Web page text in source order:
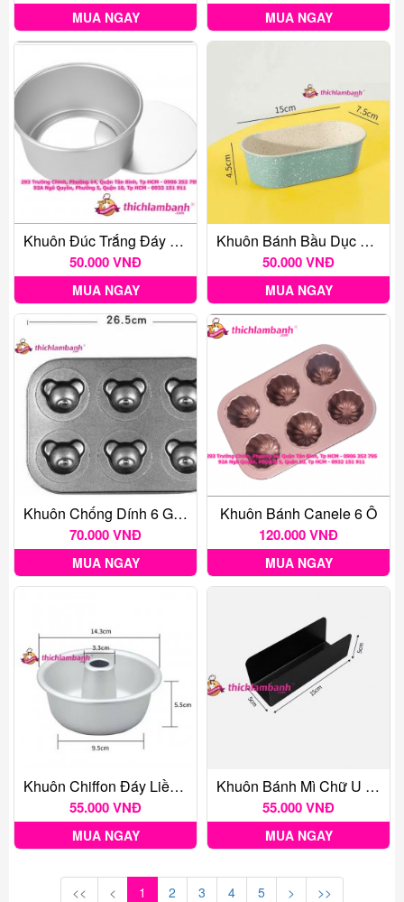
MUA NGAY MUA NGAY
Khuôn Đúc Trắng Đáy Rời 5 Inc
50.000 VNĐ
MUA NGAY
Khuôn Bánh Bầu Dục 15cm
50.000 VNĐ
MUA NGAY
Khuôn Chống Dính 6 Gấu
70.000 VNĐ
MUA NGAY
Khuôn Bánh Canele 6 Ô
120.000 VNĐ
MUA NGAY
Khuôn Chiffon Đáy Liền H02 14.3cm
55.000 VNĐ
MUA NGAY
Khuôn Bánh Mì Chữ U 15cm
55.000 VNĐ
MUA NGAY
<< < 1 2 3 4 5 > >>